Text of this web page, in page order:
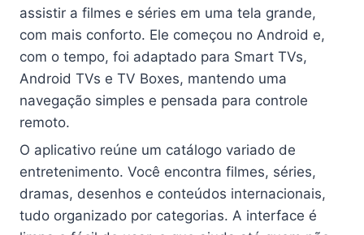
assistir a filmes e séries em uma tela grande,
com mais conforto. Ele começou no Android e,
com o tempo, foi adaptado para Smart TVs,
Android TVs e TV Boxes, mantendo uma
navegação simples e pensada para controle
remoto.
O aplicativo reúne um catálogo variado de
entretenimento. Você encontra filmes, séries,
dramas, desenhos e conteúdos internacionais,
tudo organizado por categorias. A interface é